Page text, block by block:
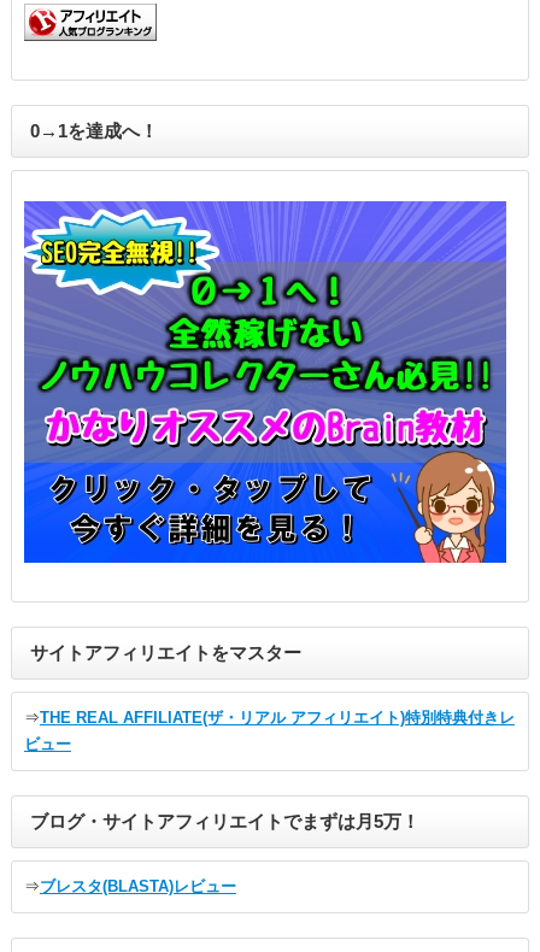
0→1を達成へ！
サイトアフィリエイトをマスター
⇒THE REAL AFFILIATE(ザ・リアル アフィリエイト)特別特典付きレ
ビュー
ブログ・サイトアフィリエイトでまずは月5万！
⇒ブレスタ(BLASTA)レビュー